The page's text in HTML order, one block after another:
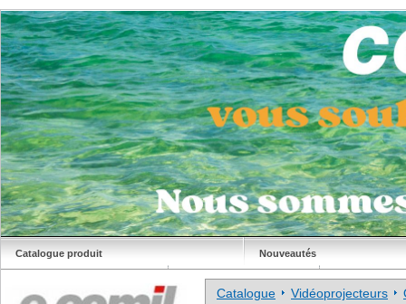
Catalogue produit Nouveautés
Site Comil
Catalogue Vidéoprojecteurs